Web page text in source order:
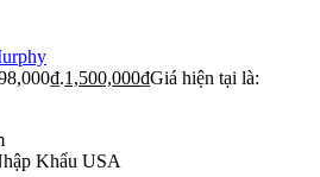
1,500,000₫Giá hiện tại là:
Khẩu USA